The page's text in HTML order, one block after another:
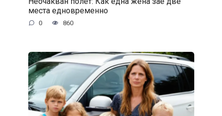
места едновременно
0 860